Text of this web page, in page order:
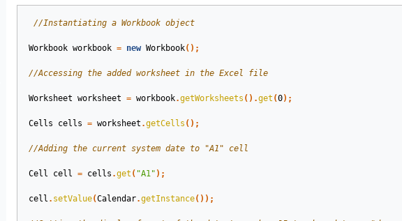
//Instantiating a Workbook object
Workbook workbook = new Workbook();
//Accessing the added worksheet in the Excel file
Worksheet worksheet = workbook.getWorksheets ().get (0);
Cells cells = worksheet .getCells ();
//Adding the current system date to "A1" cell
Cell cell = cells .get ( "A1" );
cell . setValue(Calendar.getInstance());